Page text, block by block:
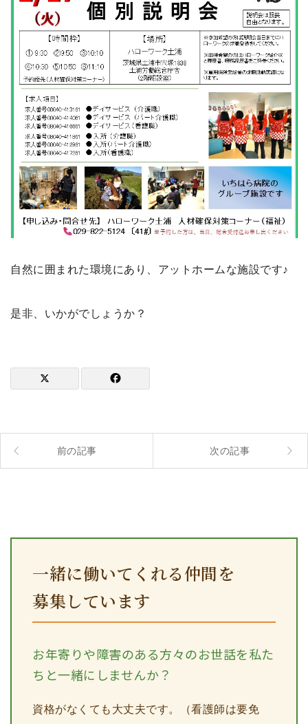
自然に囲まれた環境にあり、アットホームな施設です♪
是非、いかがでしょうか？
前の記事 次の記事
一緒に働いてくれる仲間を
募集しています
お年寄りや障害のある方々のお世話を私た
ちと一緒にしませんか？
資格がなくても大丈夫です。（看護師は要免